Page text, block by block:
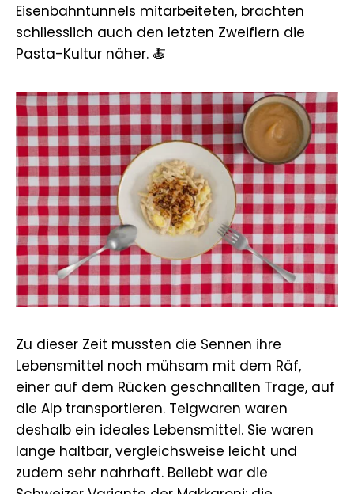
Eisenbahntunnels mitarbeiteten, brachten
schliesslich auch den letzten Zweiflern die
Pasta-Kultur näher. 🍝
Zu dieser Zeit mussten die Sennen ihre
Lebensmittel noch mühsam mit dem Räf,
einer auf dem Rücken geschnallten Trage, auf
die Alp transportieren. Teigwaren waren
deshalb ein ideales Lebensmittel. Sie waren
lange haltbar, vergleichsweise leicht und
zudem sehr nahrhaft. Beliebt war die